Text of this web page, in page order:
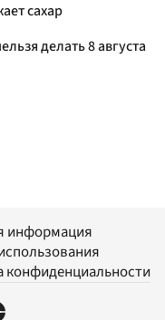
сахар
делать 8 августа
информация
конфиденциальности